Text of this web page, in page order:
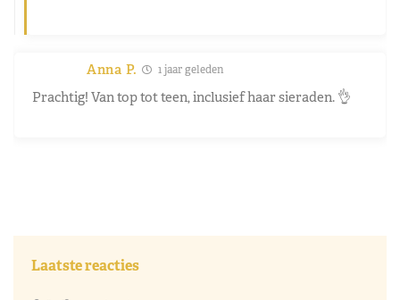
Anna P. 1 jaar geleden
Prachtig! Van top tot teen, inclusief haar sieraden. 👌
Laatste reacties